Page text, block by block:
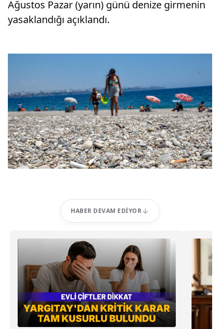
Ağustos Pazar (yarın) günü denize girmenin
yasaklandığı açıklandı.
HABER DEVAM EDIYOR